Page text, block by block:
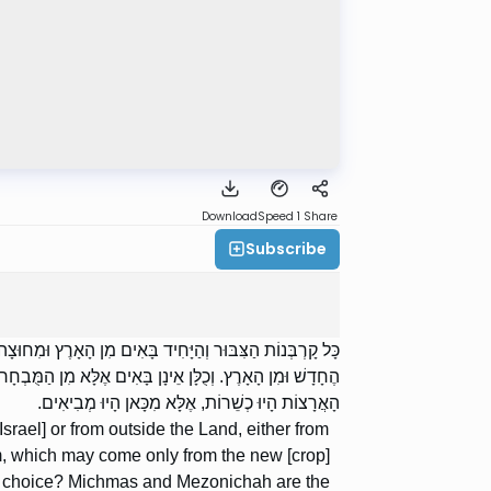
DownloadSpeed 1 Share
Subscribe
כָּל קָרְבְּנוֹת הַצִּבּוּר וְהַיָּחִיד בָּאִים מִן הָאָרֶץ
הֶחָדָשׁ וּמִן הָאָרֶץ. וְכֻלָּן אֵינָן בָּאִים אֶלָּא מִן
הָאֲרָצוֹת הָיוּ כְשֵׁרוֹת, אֶלָּא מִכָּאן הָיוּ מְבִיאִים.
or from outside the Land, either from
which may come only from the new [crop]
Michmas and Mezonichah are the